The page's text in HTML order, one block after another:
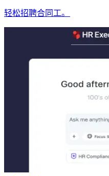
轻松招聘合同工。​​